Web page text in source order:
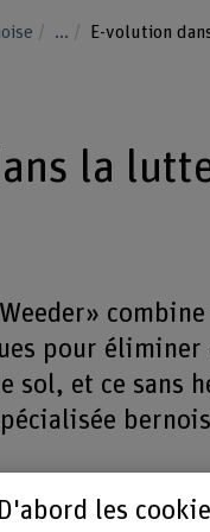
... E-volution
la
Weeder»
pour éliminer
sol, et ce sans
D'abord les